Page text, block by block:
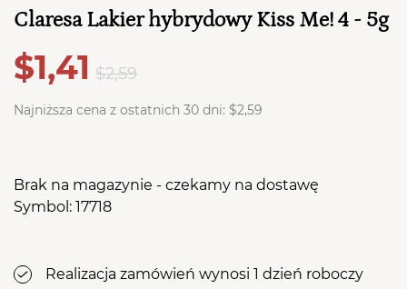
PRZEJDŹ DO KOSZYKA
Claresa Lakier hybrydowy Kiss Me! 4 - 5g
$1,41 $2,59
Najniższa cena z ostatnich 30 dni: $2,59
Brak na magazynie - czekamy na dostawę
Symbol: 17718
Realizacja zamówień wynosi 1 dzień roboczy